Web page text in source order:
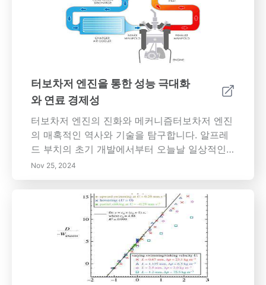
업과 커뮤니케이션을 유지하는 데 따른 도전 과
제를 이해하세요. 직원의 복지와 포용성 및 창의
성을 촉진하는 혁신적인 디자인에 중점을 두고
근무 공간의 미래를 함께 바라봅시다. 이 진화하
는 환경에서 귀하의 조직 성공을 정의할 필수 트
렌드에 대한 정보를 유지하세요.
터보차저 엔진을 통한 성능 극대화
와 연료 경제성
터보차저 엔진의 진화와 메커니즘터보차저 엔진
의 매혹적인 역사와 기술을 탐구합니다. 알프레
드 부치의 초기 개발에서부터 오늘날 일상적인
차량에서의 현대적 응용에 이르기까지. 터보차저
가 배기 가스 에너지를 활용하여 엔진 크기를 늘
리지 않고도 출력 성능을 향상시키는 방법을 배
웁니다. 향상된 연료 경제성과 배기 가스 감소를
포함한 터보차저 엔진의 중요한 이점을 발견하
고, 터보 레이그와 열 관리의 도전 과제를 살펴봅
니다. 미래를 바라보며, 혼합 및 전기 자동차의
변화하는 환경 속에서 터보차징의 지속적인 혁
신과 역할을 파고듭니다. 이 포괄적인 가이드는
Nov 25, 2024